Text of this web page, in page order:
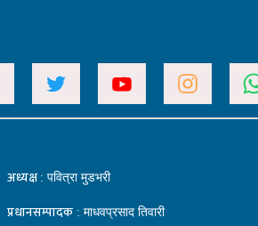
अध्यक्ष : पवित्रा मुडभरी
प्रधानसम्पादक : माधवप्रसाद तिवारी